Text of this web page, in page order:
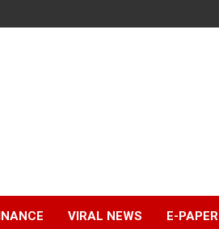
VIRAL NEWS E-PAPER